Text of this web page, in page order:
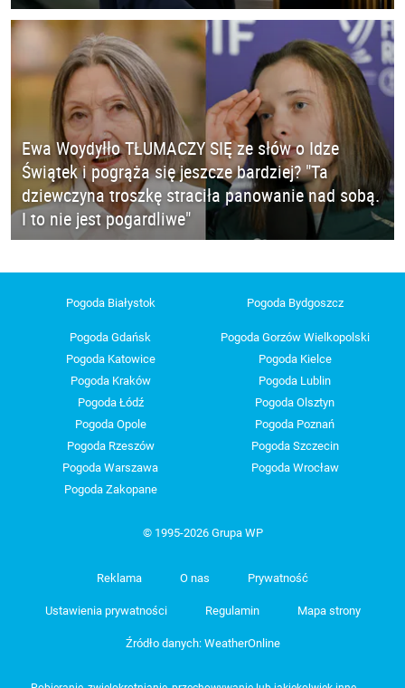
Ewa Woydyłło TŁUMACZY SIĘ ze słów o Idze
Świątek i pogrąża się jeszcze bardziej? "Ta
dziewczyna troszkę straciła panowanie nad sobą.
I to nie jest pogardliwe"
Pogoda Białystok Pogoda Bydgoszcz
Pogoda Gdańsk
Pogoda Gorzów Wielkopolski
Pogoda Katowice
Pogoda Kielce
Pogoda Kraków
Pogoda Lublin
Pogoda Łódź
Pogoda Olsztyn
Pogoda Opole
Pogoda Poznań
Pogoda Rzeszów
Pogoda Szczecin
Pogoda Warszawa
Pogoda Wrocław
Pogoda Zakopane
© 1995-2026 Grupa WP
Reklama O nas Prywatność
Ustawienia prywatności Regulamin Mapa strony
Źródło danych: WeatherOnline